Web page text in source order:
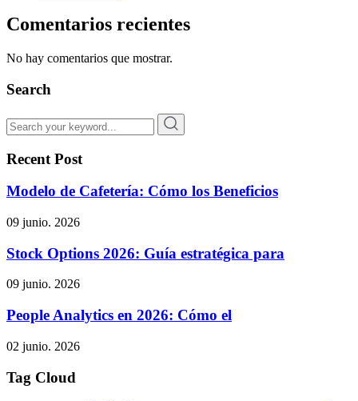
Comentarios recientes
No hay comentarios que mostrar.
Search
Recent Post
Modelo de Cafetería: Cómo los Beneficios
09 junio. 2026
Stock Options 2026: Guía estratégica para
09 junio. 2026
People Analytics en 2026: Cómo el
02 junio. 2026
Tag Cloud